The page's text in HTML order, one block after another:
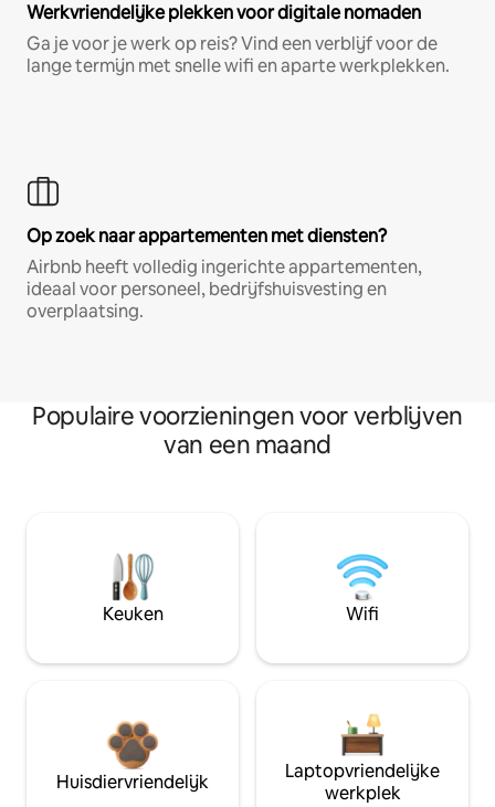
Werkvriendelijke plekken voor digitale nomaden
Ga je voor je werk op reis? Vind een verblijf voor de
lange termijn met snelle wifi en aparte werkplekken.
Op zoek naar appartementen met diensten?
Airbnb heeft volledig ingerichte appartementen,
ideaal voor personeel, bedrijfshuisvesting en
overplaatsing.
Populaire voorzieningen voor verblijven
van een maand
Keuken Wifi
Huisdiervriendelijk
Laptopvriendelijke
werkplek